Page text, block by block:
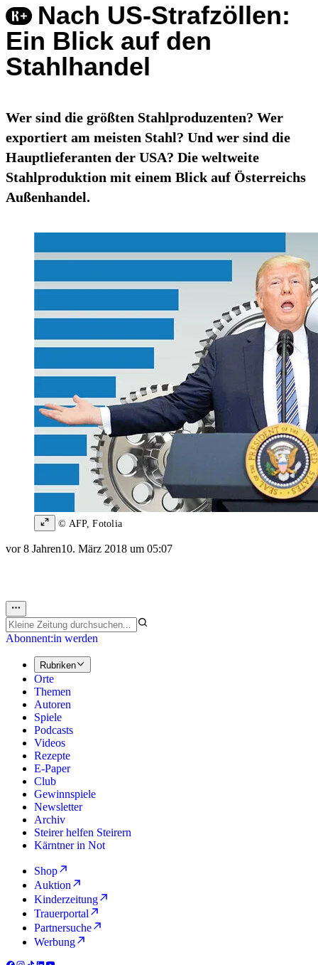
Nach US-Strafzöllen:
Ein Blick auf den
Stahlhandel
Wer sind die größten Stahlproduzenten? Wer
exportiert am meisten Stahl? Und wer sind die
Hauptlieferanten der USA? Die weltweite
Stahlproduktion mit einem Blick auf Österreichs
Außenhandel.
© AFP, Fotolia
vor 8 Jahren10. März 2018 um 05:07
Abonnent:in werden
Rubriken
Orte
Themen
Autoren
Spiele
Podcasts
Videos
Rezepte
E-Paper
Club
Gewinnspiele
Newsletter
Archiv
Steirer helfen Steirern
Kärntner in Not
Shop
Auktion
Kinderzeitung
Trauerportal
Partnersuche
Werbung